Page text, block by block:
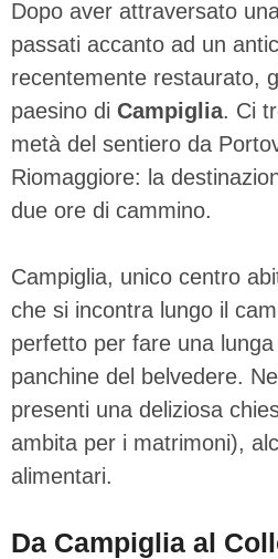
Dopo aver attraversato
passati accanto ad un
recentemente restaurato,
paesino di Campiglia. Ci
metà del sentiero da
Riomaggiore: la
due ore di cammino.
Campiglia, unico centro
che si incontra lungo il
perfetto per fare una
panchine del belvedere.
presenti una deliziosa
ambita per i matrimoni),
alimentari.
Da Campiglia al